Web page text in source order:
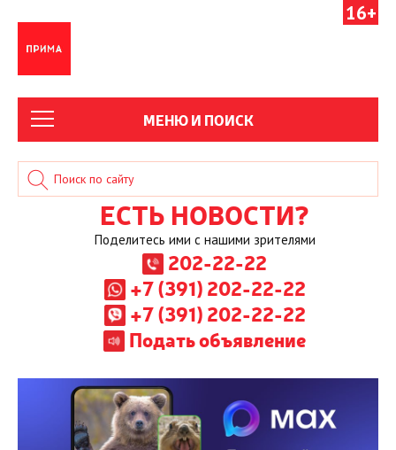
16+
МЕНЮ И ПОИСК
ЕСТЬ НОВОСТИ?
Поделитесь ими с нашими зрителями
202-22-22
+7 (391) 202-22-22
+7 (391) 202-22-22
Подать объявление